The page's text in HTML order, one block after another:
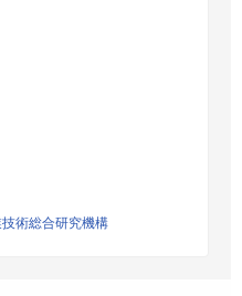
術総合研究機構